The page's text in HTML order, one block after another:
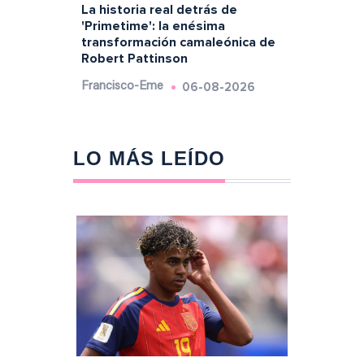
La historia real detrás de
'Primetime': la enésima
transformación camaleónica de
Robert Pattinson
Francisco-Eme 06-08-2026
LO MÁS LEÍDO